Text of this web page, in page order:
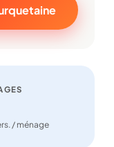
/ ménage